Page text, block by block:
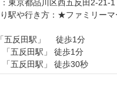
東京都品川区西五反田2-
駅や行き方：★ファミリー
五反田駅」 徒歩1分
五反田駅」 徒歩1分
「五反田駅」 徒歩30秒